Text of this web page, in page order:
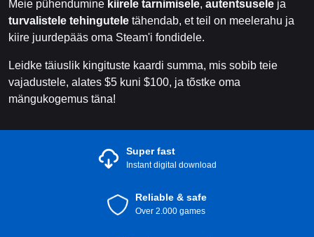
Meie pühendumine kiirele tarnimisele, autentsusele ja
turvalistele tehingutele tähendab, et teil on meelerahu ja
kiire juurdepääs oma Steam'i fondidele.
Leidke täiuslik kingituste kaardi summa, mis sobib teie
vajadustele, alates $5 kuni $100, ja tõstke oma
mängukogemus täna!
Super fast
Instant digital download
Reliable & safe
Over 2.000 games